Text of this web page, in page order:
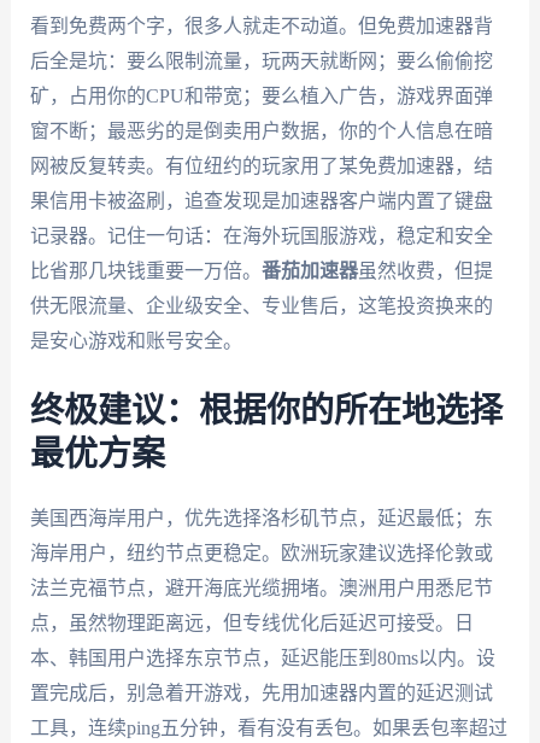
看到免费两个字，很多人就走不动道。但免费加速器背
后全是坑：要么限制流量，玩两天就断网；要么偷偷挖
矿，占用你的CPU和带宽；要么植入广告，游戏界面弹
窗不断；最恶劣的是倒卖用户数据，你的个人信息在暗
网被反复转卖。有位纽约的玩家用了某免费加速器，结
果信用卡被盗刷，追查发现是加速器客户端内置了键盘
记录器。记住一句话：在海外玩国服游戏，稳定和安全
比省那几块钱重要一万倍。 番茄加速器虽然收费，但提
供无限流量、企业级安全、专业售后，这笔投资换来的
是安心游戏和账号安全。
终极建议：根据你的所在地选择
最优方案
美国西海岸用户，优先选择洛杉矶节点，延迟最低；东
海岸用户，纽约节点更稳定。欧洲玩家建议选择伦敦或
法兰克福节点，避开海底光缆拥堵。澳洲用户用悉尼节
点，虽然物理距离远，但专线优化后延迟可接受。日
本、韩国用户选择东京节点，延迟能压到80ms以内。设
置完成后，别急着开游戏，先用加速器内置的延迟测试
工具，连续ping五分钟，看有没有丢包。如果丢包率超过